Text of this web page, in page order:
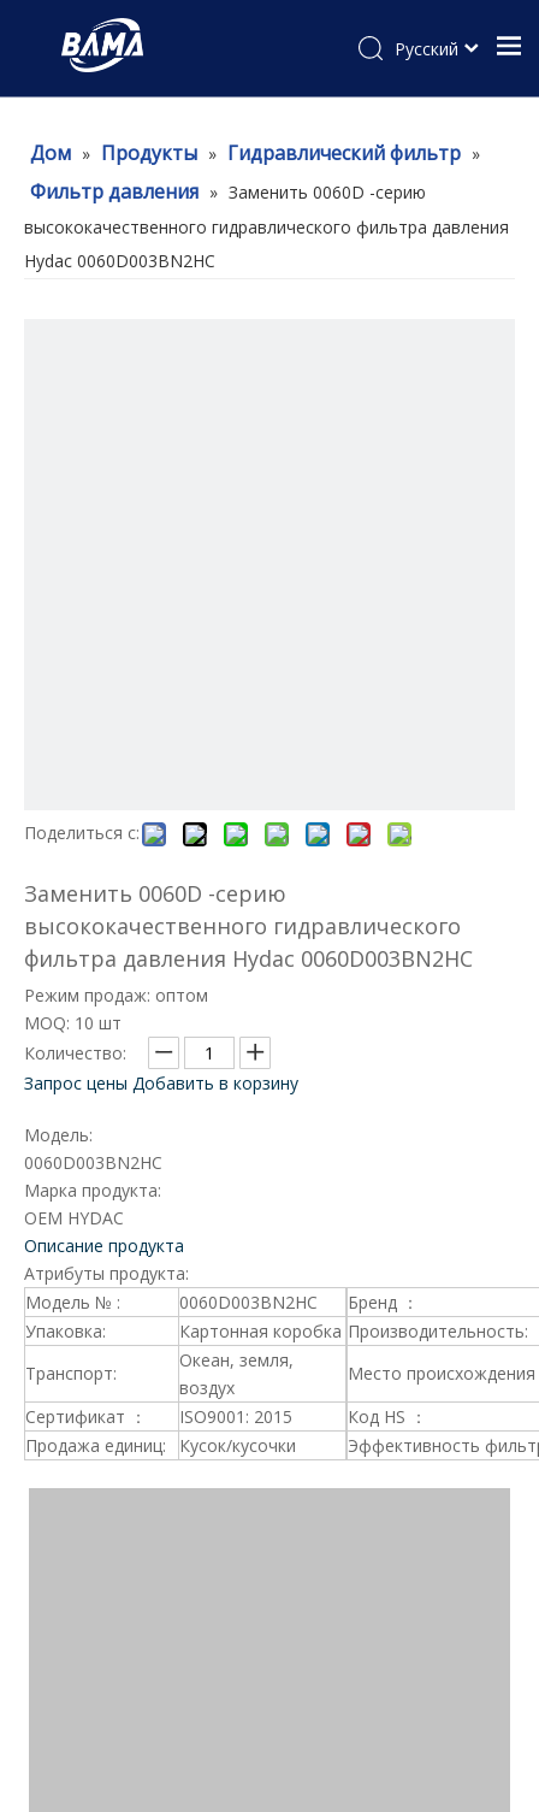
Pусский
Дом » Продукты » Гидравлический фильтр »
Фильтр давления » Заменить 0060D -серию
высококачественного гидравлического фильтра давления
Hydac 0060D003BN2HC
Поделиться с:
Заменить 0060D -серию
высококачественного гидравлического
фильтра давления Hydac 0060D003BN2HC
Режим продаж: оптом
MOQ: 10 шт
Количество:
Запрос цены Добавить в корзину
Модель:
0060D003BN2HC
Марка продукта:
OEM HYDAC
Описание продукта
Атрибуты продукта:
Модель № :
0060D003BN2HC
Бренд ：
Упаковка:
Картонная коробка Производительность:
Транспорт:
Океан, земля,
воздух
Место происхождения
Сертификат ：
ISO9001: 2015
Код HS ：
Продажа единиц:
Кусок/кусочки Эффективность